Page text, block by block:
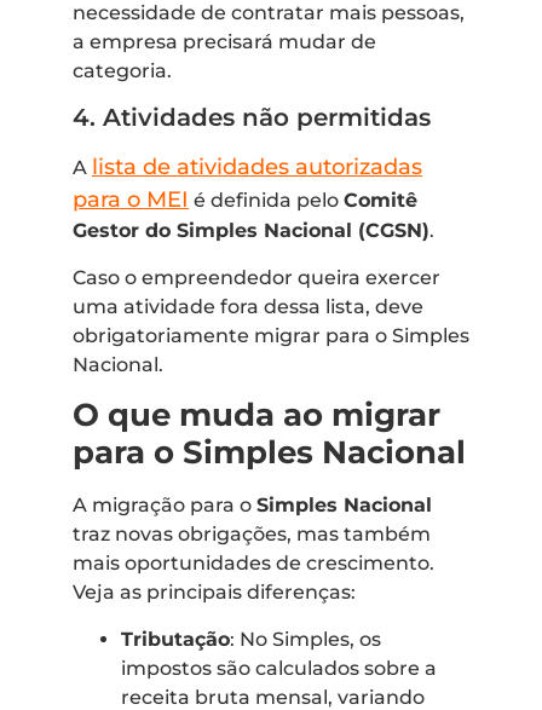
necessidade de contratar mais pessoas,
a empresa precisará mudar de
categoria.
4. Atividades não permitidas
A lista de atividades autorizadas
para o MEI é definida pelo Comitê
Gestor do Simples Nacional (CGSN).
Caso o empreendedor queira exercer
uma atividade fora dessa lista, deve
obrigatoriamente migrar para o Simples
Nacional.
O que muda ao migrar
para o Simples Nacional
A migração para o Simples Nacional
traz novas obrigações, mas também
mais oportunidades de crescimento.
Veja as principais diferenças:
Tributação: No Simples, os
impostos são calculados sobre a
receita bruta mensal, variando